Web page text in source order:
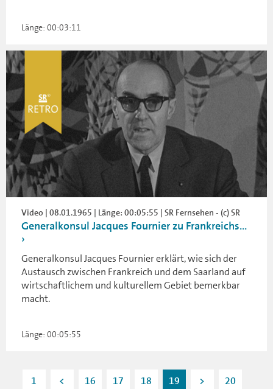
Länge: 00:03:11
Video | 08.01.1965 | Länge: 00:05:55 | SR Fernsehen - (c) SR
Generalkonsul Jacques Fournier zu Frankreichs...
Generalkonsul Jacques Fournier erklärt, wie sich der
Austausch zwischen Frankreich und dem Saarland auf
wirtschaftlichem und kulturellem Gebiet bemerkbar
macht.
Länge: 00:05:55
1 < 16 17 18 19 > 20